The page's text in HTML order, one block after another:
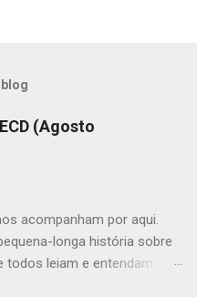
(Agosto
acompanham por aqui.
longa história sobre
todos leiam e entendam.